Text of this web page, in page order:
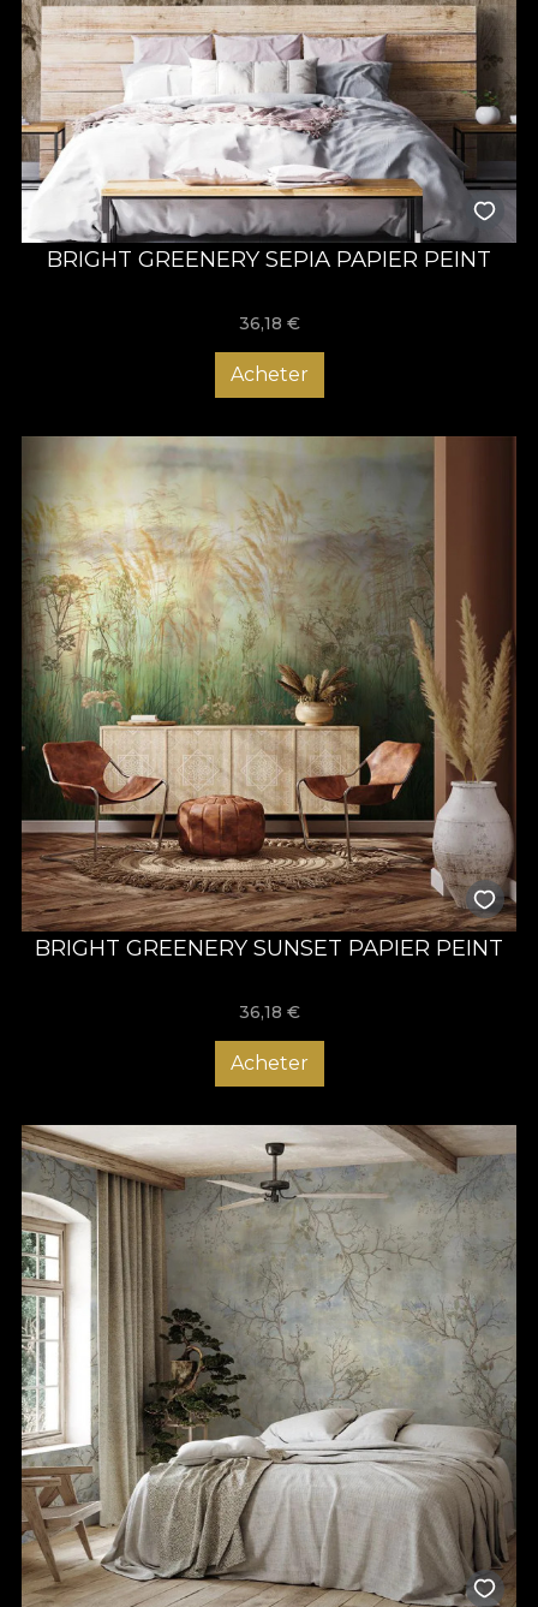
BRIGHT GREENERY SEPIA PAPIER PEINT
36,18 €
Acheter
BRIGHT GREENERY SUNSET PAPIER PEINT
36,18 €
Acheter